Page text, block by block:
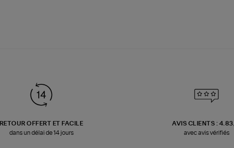
RETOUR OFFERT ET FACILE
dans un délai de 14 jours
AVIS CLIENTS :
avec avis vérifiés